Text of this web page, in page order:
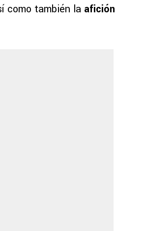
como también la afición